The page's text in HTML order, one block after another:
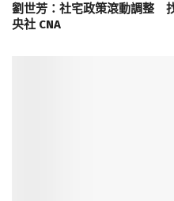
劉世芳：社宅政策滾動調整
央社 CNA